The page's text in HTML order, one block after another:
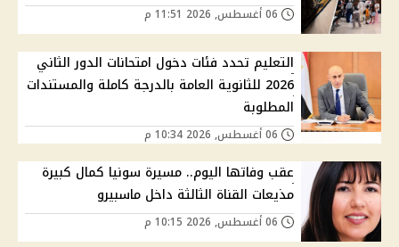
التعليم تحدد فئات دخول امتحانات الدور الثاني
2026 للثانوية العامة بالدرجة كاملة والمستندات
المطلوبة
عقب وفاتها اليوم.. مسيرة سونيا كمال كبيرة
مذيعات القناة الثالثة داخل ماسبيرو